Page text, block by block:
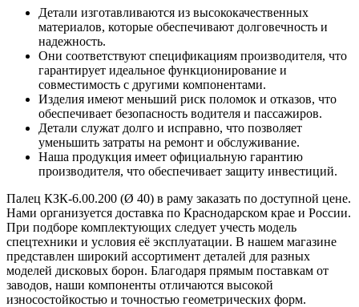
Детали изготавливаются из высококачественных
материалов, которые обеспечивают долговечность и
надежность.
Они соответствуют спецификациям производителя, что
гарантирует идеальное функционирование и
совместимость с другими компонентами.
Изделия имеют меньший риск поломок и отказов, что
обеспечивает безопасность водителя и пассажиров.
Детали служат долго и исправно, что позволяет
уменьшить затраты на ремонт и обслуживание.
Наша продукция имеет официальную гарантию
производителя, что обеспечивает защиту инвестиций.
Палец КЗК-6.00.200 (Ø 40) в раму заказать по доступной цене.
Нами организуется доставка по Краснодарском крае и России.
При подборе комплектующих следует учесть модель
спецтехники и условия её эксплуатации. В нашем магазине
представлен широкий ассортимент деталей для разных
моделей дисковых борон. Благодаря прямым поставкам от
заводов, наши компоненты отличаются высокой
износостойкостью и точностью геометрических форм.